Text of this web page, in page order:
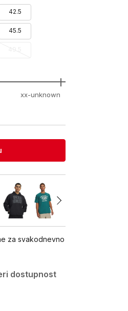
42.5
45.5
xx-unknown
za svakodnevno
dostupnost